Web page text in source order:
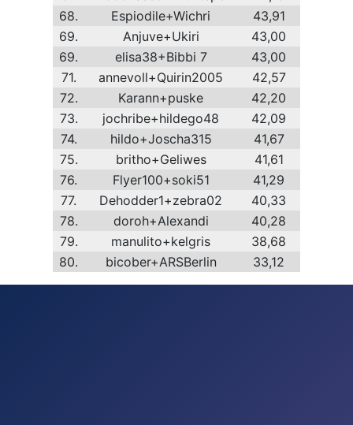
68.
Espiodile+Wichri
43,91
69.
Anjuve+Ukiri
43,00
69.
elisa38+Bibbi 7
43,00
71.
annevoll+Quirin2005
42,57
72.
Karann+puske
42,20
73.
jochribe+hildego48
42,09
74.
hildo+Joscha315
41,67
75.
britho+Geliwes
41,61
76.
Flyer100+soki51
41,29
77.
Dehodder1+zebra02
40,33
78.
doroh+Alexandi
40,28
79.
manulito+kelgris
38,68
80.
bicober+ARSBerlin 33,12